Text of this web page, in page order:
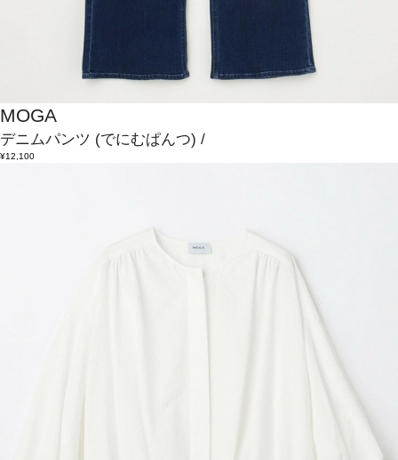
MOGA
デニムパンツ (でにむぱんつ) /
¥12,100